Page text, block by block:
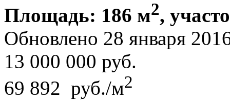
Площадь: 186 м2,
Обновлено 28 января
13 000 000 руб.
69 892 руб./м2